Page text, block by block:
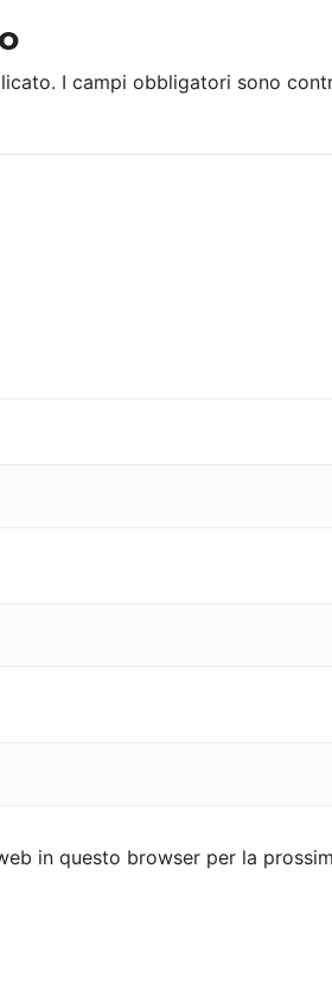
I campi obbligatori sono
in questo browser per la